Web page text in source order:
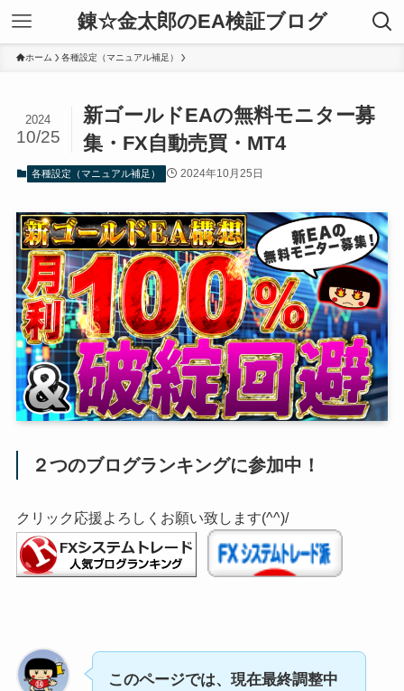
錬☆金太郎のEA検証ブログ
ホーム 各種設定（マニュアル補足）
新ゴールドEAの無料モニター募
集・FX自動売買・MT4
2024
10/25
各種設定（マニュアル補足） 2024年10月25日
２つのブログランキングに参加中！
クリック応援よろしくお願い致します(^^)/
このページでは、現在最終調整中